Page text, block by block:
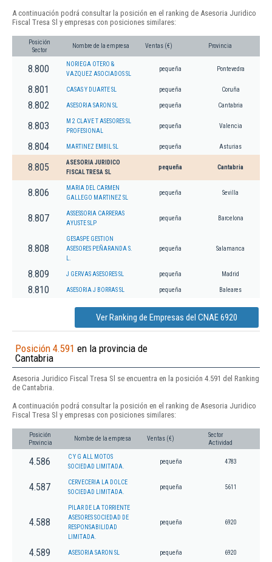
A continuación podrá consultar la posición en el ranking de Asesoria Juridico
Fiscal Tresa Sl y empresas con posiciones similares:
Posición
Sector
Nombre de la empresa Ventas (€) Provincia
8.800
NORIEGA OTERO &
VAZQUEZ ASOCIADOS SL
pequeña Pontevedra
8.801 CASAS Y DUARTE SL pequeña Coruña
8.802 ASESORIA SARON SL pequeña Cantabria
8.803
M 2 CLAVE T ASESORES SL
PROFESIONAL
pequeña Valencia
8.804 MARTINEZ EMBIL SL pequeña Asturias
8.805
ASESORIA JURIDICO
FISCAL TRESA SL
pequeña Cantabria
8.806
MARIA DEL CARMEN
GALLEGO MARTINEZ SL
pequeña Sevilla
8.807
ASSESSORIA CARRERAS
AYUSTE SLP
pequeña Barcelona
8.808
GESASPE GESTION
ASESORES PEÑARANDA S.
pequeña Salamanca
8.809 J GERVAS ASESORES SL pequeña Madrid
8.810 ASESORIA J BORRAS SL pequeña Baleares
Ver Ranking de Empresas del CNAE 6920
Posición 4.591 en la provincia de
Cantabria
Asesoria Juridico Fiscal Tresa Sl se encuentra en la posición 4.591 del Ranking
de Cantabria.
A continuación podrá consultar la posición en el ranking de Asesoria Juridico
Fiscal Tresa Sl y empresas con posiciones similares:
Posición
Provincia
Nombre de la empresa Ventas (€)
Sector
Actividad
4.586
C Y G ALL MOTOS
SOCIEDAD LIMITADA.
pequeña 4783
4.587
CERVECERIA LA DOLCE
SOCIEDAD LIMITADA.
pequeña 5611
4.588
PILAR DE LA TORRIENTE
ASESORES SOCIEDAD DE
RESPONSABILIDAD
LIMITADA.
pequeña 6920
4.589 ASESORIA SARON SL pequeña 6920